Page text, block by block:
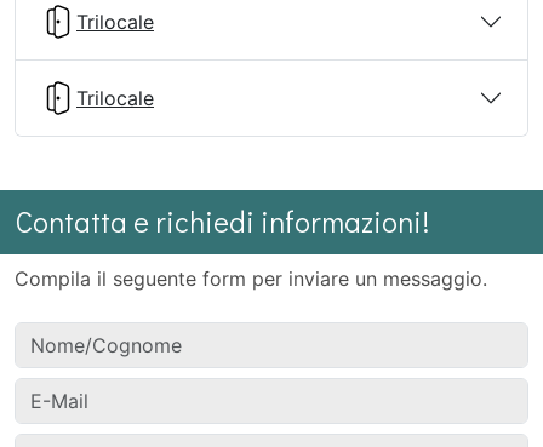
Trilocale
Trilocale
Contatta e richiedi informazioni!
Compila il seguente form per inviare un messaggio.